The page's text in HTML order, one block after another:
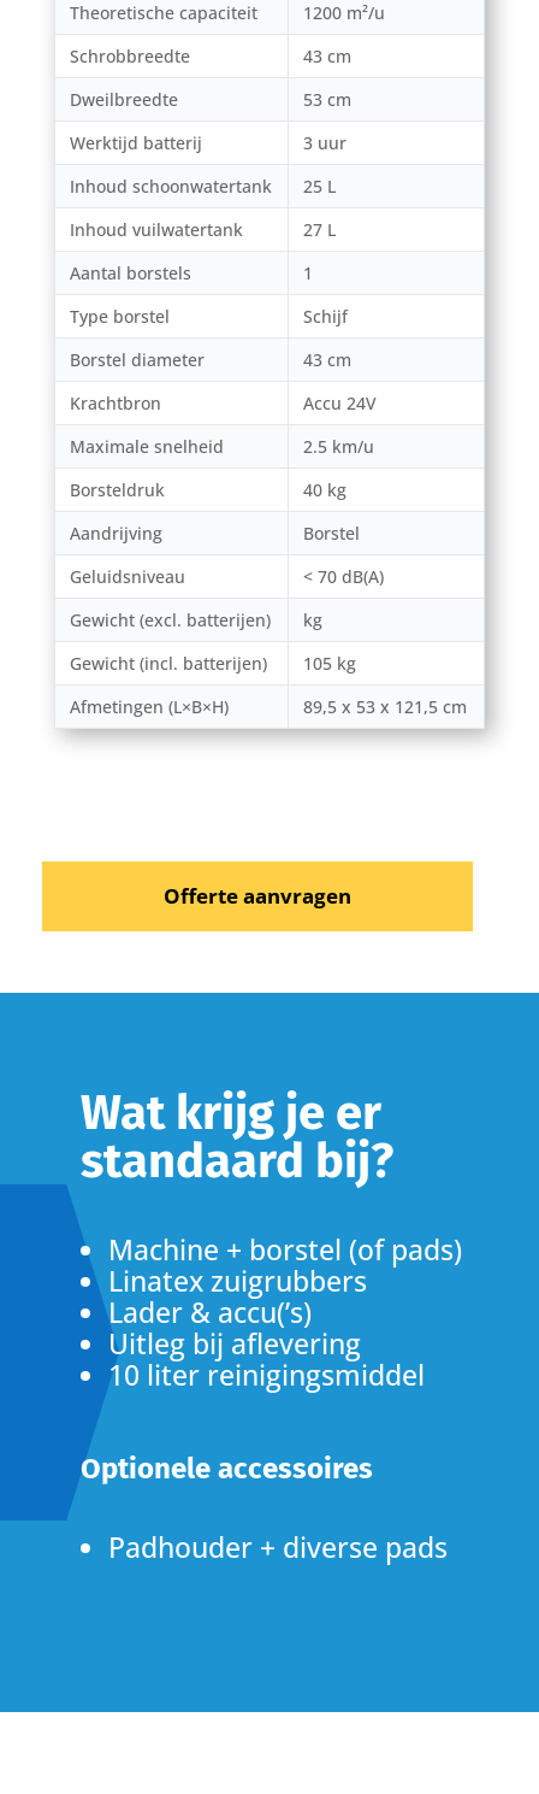
Theoretische capaciteit
1200 m²/u
Schrobbreedte
43 cm
Dweilbreedte
53 cm
Werktijd batterij
3 uur
Inhoud schoonwatertank
25 L
Inhoud vuilwatertank
27 L
Aantal borstels
1
Type borstel
Schijf
Borstel diameter
43 cm
Krachtbron
Accu 24V
Maximale snelheid
2.5 km/u
Borsteldruk
40 kg
Aandrijving
Borstel
Geluidsniveau
< 70 dB(A)
Gewicht (excl. batterijen)
kg
Gewicht (incl. batterijen)
105 kg
Afmetingen (L×B×H)
89,5 x 53 x 121,5 cm
Offerte aanvragen
Wat krijg je er
standaard bij?
Machine + borstel (of pads)
Linatex zuigrubbers
Lader & accu(’s)
Uitleg bij aflevering
10 liter reinigingsmiddel
Optionele accessoires
Padhouder + diverse pads